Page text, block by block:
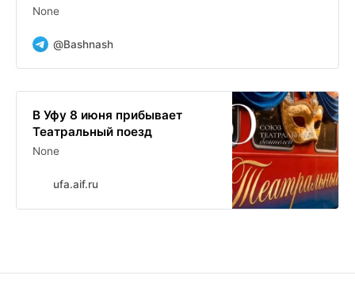
None
@Bashnash
В Уфу 8 июня прибывает
Театральный поезд
None
ufa.aif.ru